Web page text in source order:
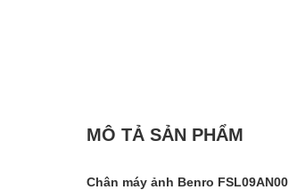
MÔ TẢ SẢN PHẨM
Chân máy ảnh Benro FSL09AN00